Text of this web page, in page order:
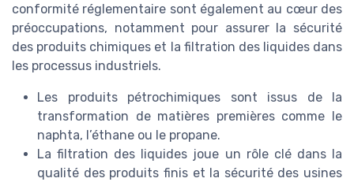
conformité réglementaire sont également au cœur des
préoccupations, notamment pour assurer la sécurité
des produits chimiques et la filtration des liquides dans
les processus industriels.
Les produits pétrochimiques sont issus de la
transformation de matières premières comme le
naphta, l’éthane ou le propane.
La filtration des liquides joue un rôle clé dans la
qualité des produits finis et la sécurité des usines